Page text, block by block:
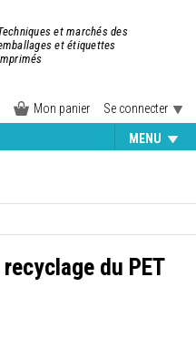
et marchés des
et étiquettes
Mon panier Se connecter
MENU
du PET